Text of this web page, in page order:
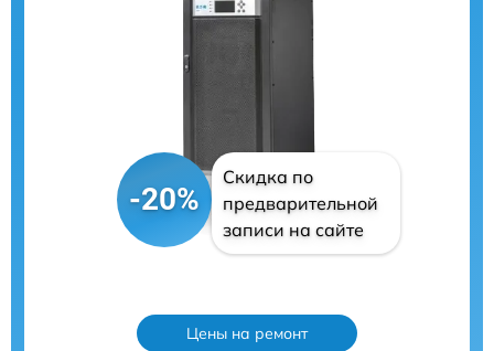
-20%
Скидка по
предварительной
записи на сайте
Цены на ремонт